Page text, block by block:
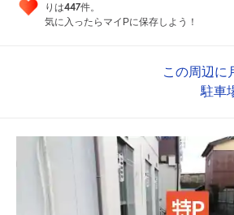
りは447件。
気に入ったらマイPに保存しよう！
この周辺に
駐車